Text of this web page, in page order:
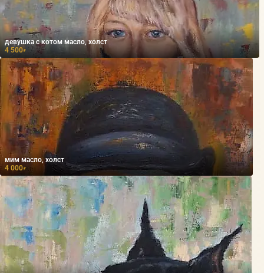
девушка с котом масло, холст
4 500₽
мим масло, холст
4 000₽